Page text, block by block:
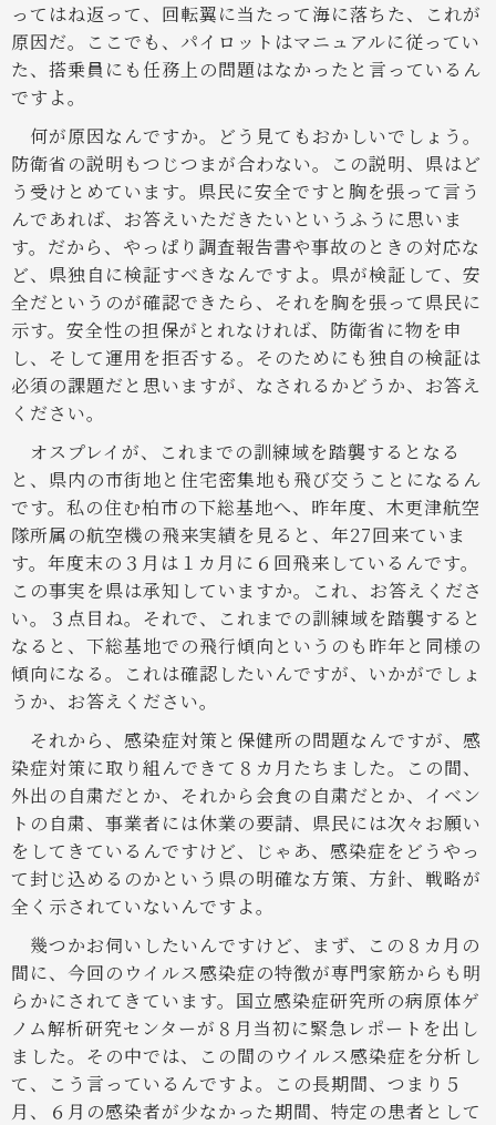
ってはね返って、回転翼に当たって海に落ちた、これが
原因だ。ここでも、パイロットはマニュアルに従ってい
た、搭乗員にも任務上の問題はなかったと言っているん
ですよ。
何が原因なんですか。どう見てもおかしいでしょう。
防衛省の説明もつじつまが合わない。この説明、県はど
う受けとめています。県民に安全ですと胸を張って言う
んであれば、お答えいただきたいというふうに思いま
す。だから、やっぱり調査報告書や事故のときの対応な
ど、県独自に検証すべきなんですよ。県が検証して、安
全だというのが確認できたら、それを胸を張って県民に
示す。安全性の担保がとれなければ、防衛省に物を申
し、そして運用を拒否する。そのためにも独自の検証は
必須の課題だと思いますが、なされるかどうか、お答え
ください。
オスプレイが、これまでの訓練域を踏襲するとなる
と、県内の市街地と住宅密集地も飛び交うことになるん
です。私の住む柏市の下総基地へ、昨年度、木更津航空
隊所属の航空機の飛来実績を見ると、年27回来ていま
す。年度末の３月は１カ月に６回飛来しているんです。
この事実を県は承知していますか。これ、お答えくださ
い。３点目ね。それで、これまでの訓練域を踏襲すると
なると、下総基地での飛行傾向というのも昨年と同様の
傾向になる。これは確認したいんですが、いかがでしょ
うか、お答えください。
それから、感染症対策と保健所の問題なんですが、感
染症対策に取り組んできて８カ月たちました。この間、
外出の自粛だとか、それから会食の自粛だとか、イベン
トの自粛、事業者には休業の要請、県民には次々お願い
をしてきているんですけど、じゃあ、感染症をどうやっ
て封じ込めるのかという県の明確な方策、方針、戦略が
全く示されていないんですよ。
幾つかお伺いしたいんですけど、まず、この８カ月の
間に、今回のウイルス感染症の特徴が専門家筋からも明
らかにされてきています。国立感染症研究所の病原体ゲ
ノム解析研究センターが８月当初に緊急レポートを出し
ました。その中では、この間のウイルス感染症を分析し
て、こう言っているんですよ。この長期間、つまり５
月、６月の感染者が少なかった期間、特定の患者として